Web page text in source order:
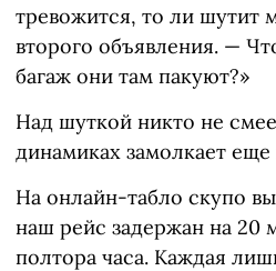
тревожится, то ли шутит
второго объявления. —
багаж они там пакуют?»
Над шуткой никто не
динамиках замолкает
На онлайн-табло скупо
наш рейс задержан на 20
полтора часа. Каждая